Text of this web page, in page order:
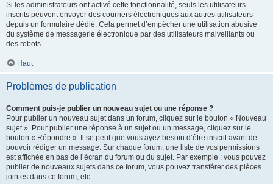
Si les administrateurs ont activé cette fonctionnalité, seuls les utilisateurs
inscrits peuvent envoyer des courriers électroniques aux autres utilisateurs
depuis un formulaire dédié. Cela permet d’empêcher une utilisation abusive
du système de messagerie électronique par des utilisateurs malveillants ou
des robots.
Haut
Problèmes de publication
Comment puis-je publier un nouveau sujet ou une réponse ?
Pour publier un nouveau sujet dans un forum, cliquez sur le bouton « Nouveau
sujet ». Pour publier une réponse à un sujet ou un message, cliquez sur le
bouton « Répondre ». Il se peut que vous ayez besoin d’être inscrit avant de
pouvoir rédiger un message. Sur chaque forum, une liste de vos permissions
est affichée en bas de l’écran du forum ou du sujet. Par exemple : vous pouvez
publier de nouveaux sujets dans ce forum, vous pouvez transférer des pièces
jointes dans ce forum, etc.